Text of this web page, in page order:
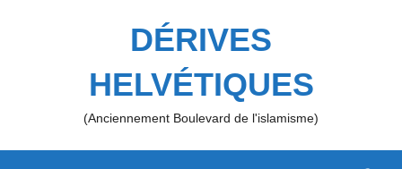
DÉRIVES
HELVÉTIQUES
(Anciennement Boulevard de l'islamisme)